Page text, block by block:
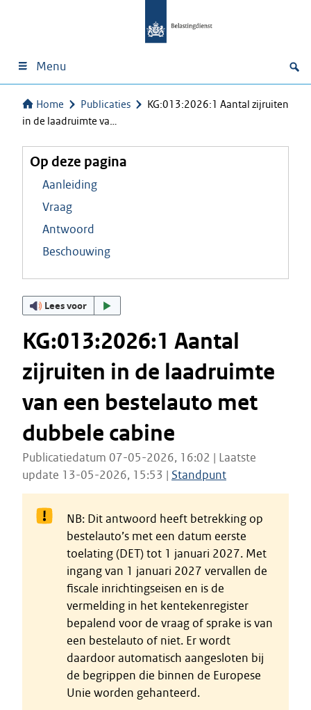
Menu
Home Publicaties
KG:013:2026:1 Aantal zijruiten
in de laadruimte va…
Op deze pagina
Aanleiding
Vraag
Antwoord
Beschouwing
Lees voor
KG:013:2026:1 Aantal
zijruiten in de laadruimte
van een bestelauto met
dubbele cabine
Publicatiedatum 07-05-2026, 16:02 | Laatste
update 13-05-2026, 15:53 | Standpunt
NB: Dit antwoord heeft betrekking op
bestelauto’s met een datum eerste
toelating (DET) tot 1 januari 2027. Met
ingang van 1 januari 2027 vervallen de
fiscale inrichtingseisen en is de
vermelding in het kentekenregister
bepalend voor de vraag of sprake is van
een bestelauto of niet. Er wordt
daardoor automatisch aangesloten bij
de begrippen die binnen de Europese
Unie worden gehanteerd.